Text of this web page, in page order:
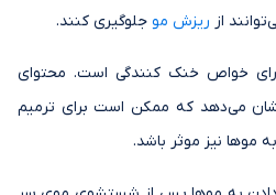
از ریزش مو جلوگیری کنند.
دارای خواص خنک کنندگی است. محتوای
می‌دهد که ممکن است برای ترمیم
موها نیز موثر باشد.